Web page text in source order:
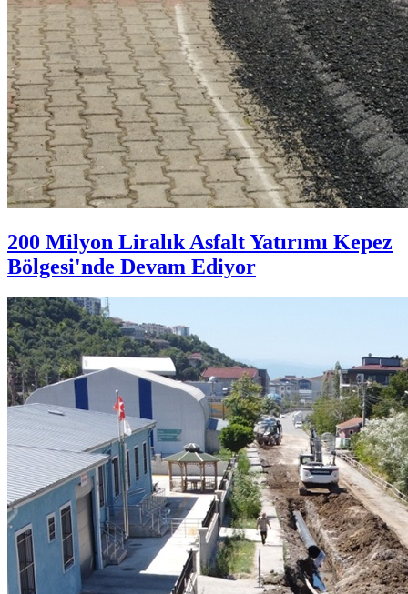
200 Milyon Liralık Asfalt Yatırımı Kepez
Bölgesi'nde Devam Ediyor